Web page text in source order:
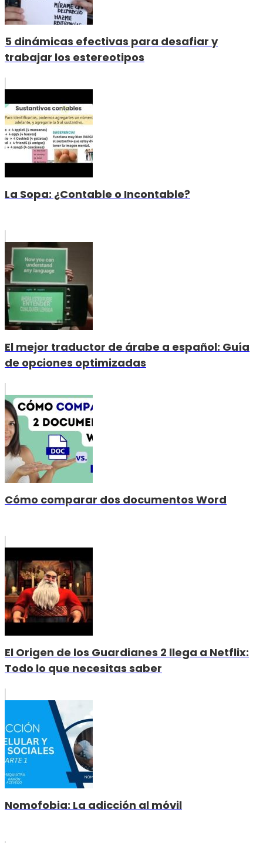
5 dinámicas efectivas para desafiar y
trabajar los estereotipos
La Sopa: ¿Contable o Incontable?
El mejor traductor de árabe a español: Guía
de opciones optimizadas
Cómo comparar dos documentos Word
El Origen de los Guardianes 2 llega a Netflix:
Todo lo que necesitas saber
Nomofobia: La adicción al móvil